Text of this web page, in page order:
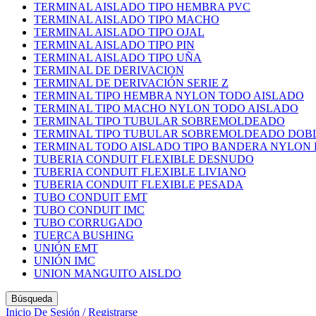
TERMINAL AISLADO TIPO HEMBRA PVC
TERMINAL AISLADO TIPO MACHO
TERMINAL AISLADO TIPO OJAL
TERMINAL AISLADO TIPO PIN
TERMINAL AISLADO TIPO UÑA
TERMINAL DE DERIVACION
TERMINAL DE DERIVACIÓN SERIE Z
TERMINAL TIPO HEMBRA NYLON TODO AISLADO
TERMINAL TIPO MACHO NYLON TODO AISLADO
TERMINAL TIPO TUBULAR SOBREMOLDEADO
TERMINAL TIPO TUBULAR SOBREMOLDEADO
TERMINAL TODO AISLADO TIPO BANDERA NYLON
TUBERIA CONDUIT FLEXIBLE DESNUDO
TUBERIA CONDUIT FLEXIBLE LIVIANO
TUBERIA CONDUIT FLEXIBLE PESADA
TUBO CONDUIT EMT
TUBO CONDUIT IMC
TUBO CORRUGADO
TUERCA BUSHING
UNIÓN EMT
UNIÓN IMC
UNION MANGUITO AISLDO
Búsqueda
Inicio De Sesión / Registrarse